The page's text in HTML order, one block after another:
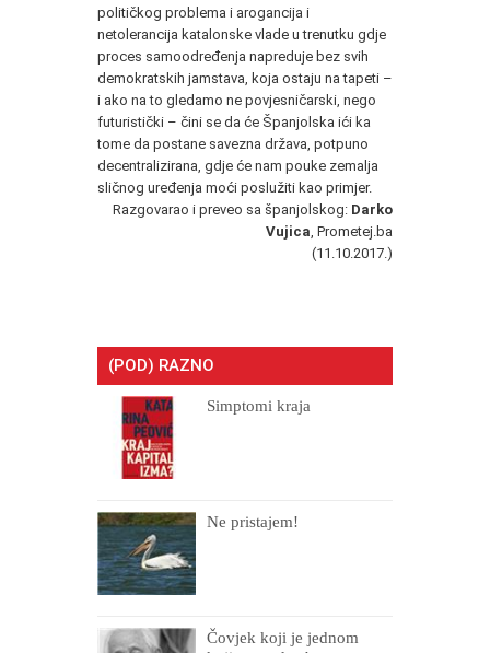
političkog problema i arogancija i
netolerancija katalonske vlade u trenutku gdje
proces samoodređenja napreduje bez svih
demokratskih jamstava, koja ostaju na tapeti –
i ako na to gledamo ne povjesničarski, nego
futuristički – čini se da će Španjolska ići ka
tome da postane savezna država, potpuno
decentralizirana, gdje će nam pouke zemalja
sličnog uređenja moći poslužiti kao primjer.
Razgovarao i preveo sa španjolskog: Darko
Vujica , Prometej.ba
(11.10.2017.)
(POD) RAZNO
Simptomi kraja
Ne pristajem!
Čovjek koji je jednom